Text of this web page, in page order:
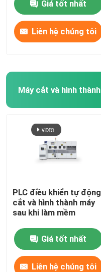
Giá tốt nhất
Liên hệ chúng tôi
Máy cắt và hình thành
PLC điều khiển tự động
cắt và hình thành máy
sau khi làm mềm
Giá tốt nhất
Liên hệ chúng tôi